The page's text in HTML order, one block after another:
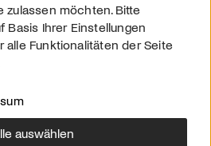
zulassen möchten. Bitte
Basis Ihrer Einstellungen
Funktionalitäten der Seite
auswählen